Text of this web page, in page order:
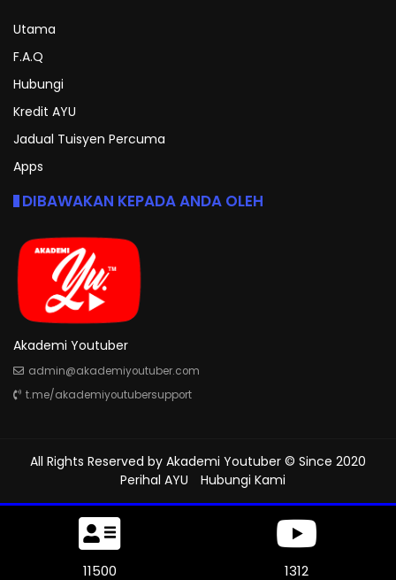
Utama
F.A.Q
Hubungi
Kredit AYU
Jadual Tuisyen Percuma
Apps
DIBAWAKAN KEPADA ANDA OLEH
Akademi Youtuber
admin@akademiyoutuber.com
t.me/akademiyoutubersupport
All Rights Reserved by Akademi Youtuber © Since 2020
Perihal AYU
Hubungi Kami
11500 1312